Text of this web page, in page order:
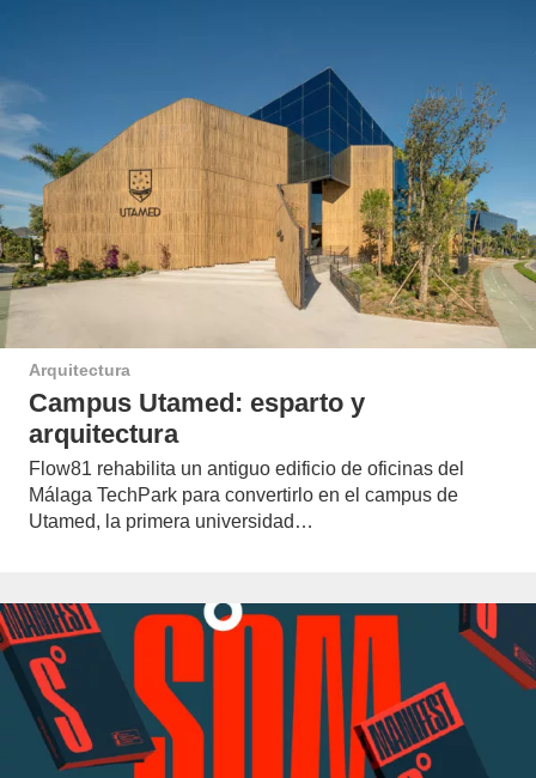
Arquitectura
Campus Utamed: esparto y
arquitectura
Flow81 rehabilita un antiguo edificio de oficinas del
Málaga TechPark para convertirlo en el campus de
Utamed, la primera universidad…